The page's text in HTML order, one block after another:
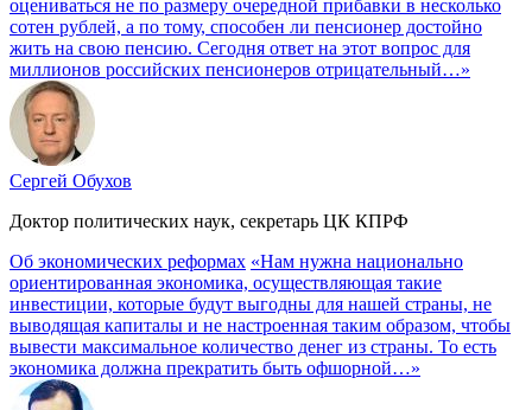
оцениваться не по размеру очередной прибавки в несколько
сотен рублей, а по тому, способен ли пенсионер достойно
жить на свою пенсию. Сегодня ответ на этот вопрос для
миллионов российских пенсионеров отрицательный…»
Сергей Обухов
Доктор политических наук, секретарь ЦК КПРФ
Об экономических реформах «Нам нужна национально
ориентированная экономика, осуществляющая такие
инвестиции, которые будут выгодны для нашей страны, не
выводящая капиталы и не настроенная таким образом, чтобы
вывести максимальное количество денег из страны. То есть
экономика должна прекратить быть офшорной…»